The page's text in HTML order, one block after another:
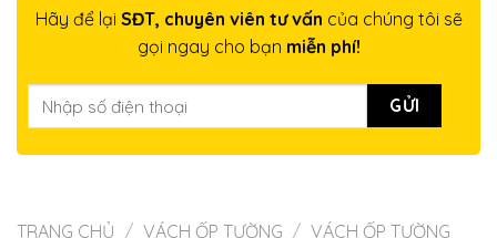
Hãy để lại SĐT, chuyên viên tư vấn của chúng tôi sẽ
gọi ngay cho bạn miễn phí!
TRANG CHỦ / VÁCH ỐP TƯỜNG / VÁCH ỐP TƯỜNG